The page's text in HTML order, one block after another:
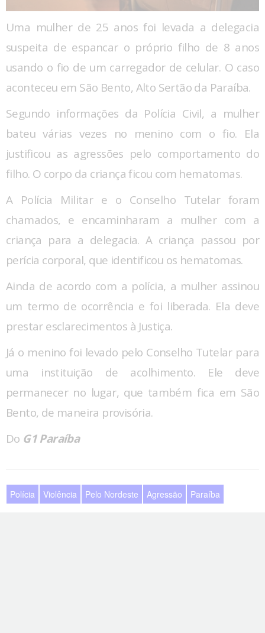
Uma mulher de 25 anos foi levada a delegacia
suspeita de espancar o próprio filho de 8 anos
usando o fio de um carregador de celular. O caso
aconteceu em São Bento, Alto Sertão da Paraíba.
Segundo informações da Polícia Civil, a mulher
bateu várias vezes no menino com o fio. Ela
justificou as agressões pelo comportamento do
filho. O corpo da criança ficou com hematomas.
A Polícia Militar e o Conselho Tutelar foram
chamados, e encaminharam a mulher com a
criança para a delegacia. A criança passou por
perícia corporal, que identificou os hematomas.
Ainda de acordo com a polícia, a mulher assinou
um termo de ocorrência e foi liberada. Ela deve
prestar esclarecimentos à Justiça.
Já o menino foi levado pelo Conselho Tutelar para
uma instituição de acolhimento. Ele deve
permanecer no lugar, que também fica em São
Bento, de maneira provisória.
Do G1 Paraíba
Polícia Violência Pelo Nordeste Agressão Paraíba